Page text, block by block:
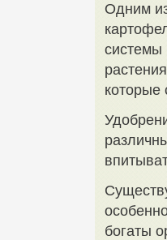
Одним
системы
которые
богаты